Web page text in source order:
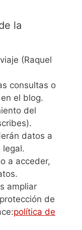
la
(Raquel
consultas o
el blog.
del
datos a
legal.
a acceder,
ampliar
de
política de